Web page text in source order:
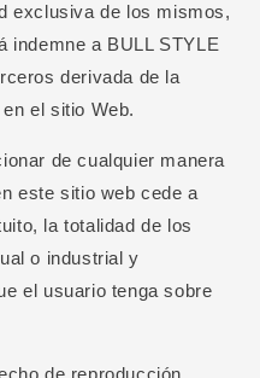
exclusiva de los mismos,
indemne a BULL STYLE
derivada de la
el sitio Web.
de cualquier manera
este sitio web cede a
la totalidad de los
o industrial y
el usuario tenga sobre
de reproducción,